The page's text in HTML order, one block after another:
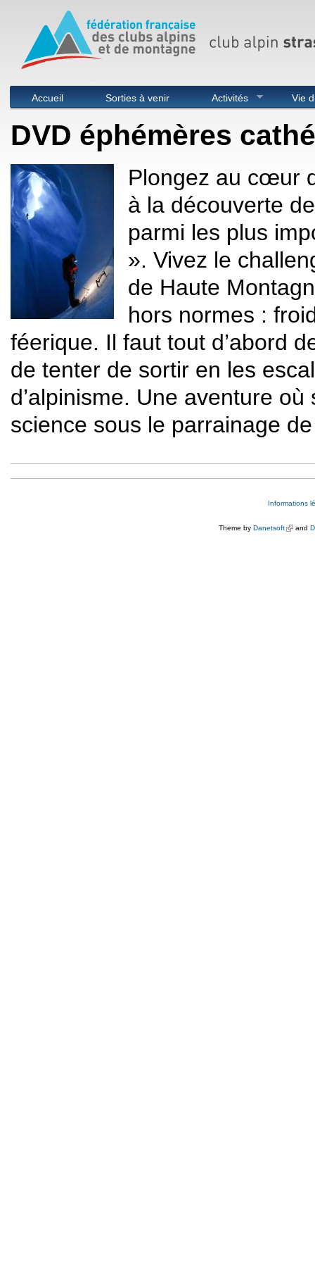
Menu principal
Accueil Sorties à venir Activités Vie
DVD éphémères
Plongez au cœur
à la découverte
parmi les plus
». Vivez le
de Haute
hors normes :
féerique. Il faut tout d’abord
de tenter de sortir en les
d’alpinisme. Une aventure
science sous le parrainage
Informations
Theme by Danetsoft(link is
and